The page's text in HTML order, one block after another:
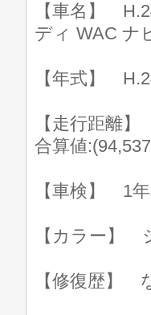
【車名】
ディ WAC ナ
【年式】
【走行距離
合算値
【車検】 1
【カラー】
【修復歴】